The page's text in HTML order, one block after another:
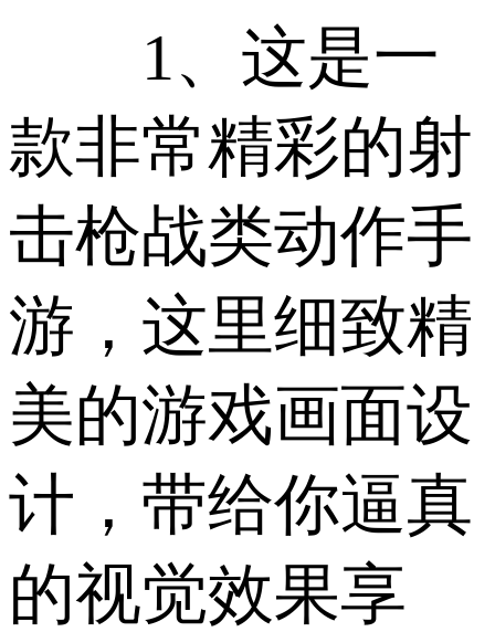
1、这是一
款非常精彩的射
击枪战类动作手
游，这里细致精
美的游戏画面设
计，带给你逼真
的视觉效果享